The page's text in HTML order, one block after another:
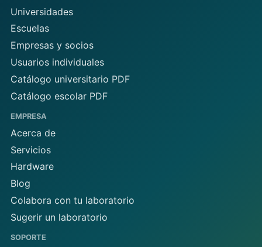
Universidades
Escuelas
Empresas y socios
Usuarios individuales
Catálogo universitario PDF
Catálogo escolar PDF
EMPRESA
Acerca de
Servicios
Hardware
Blog
Colabora con tu laboratorio
Sugerir un laboratorio
SOPORTE